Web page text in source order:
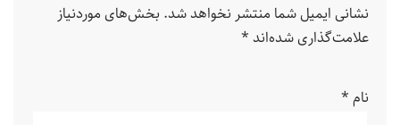
نشانی ایمیل شما منتشر نخواهد شد. بخش‌های موردنیاز
علامت‌گذاری شده‌اند *
نام *